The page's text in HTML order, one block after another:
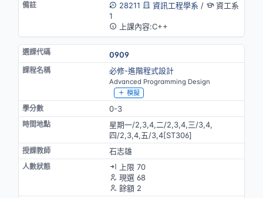
28211
資訊工程學系 /
資工系
1
上課內容:C++
0909
必修-進階程式設計
Advanced Programming Design
模擬
0-3
星期一/2,3,4,二/2,3,4,三/3,4,
四/2,3,4,五/3,4[ST306]
石志雄
上限 70
現選 68
餘額 2